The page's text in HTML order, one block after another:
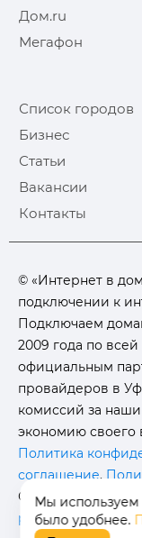
Дом.ru
Мегафон
Список городов
Бизнес
Статьи
Вакансии
Контакты
© «Интернет в
подключении к
Подключаем
2009 года по
официальным
провайдеров в
комиссий за наши
экономию своего
Политика
соглашение.
Отписаться от
рассылокот
Мы используем
было удобнее.